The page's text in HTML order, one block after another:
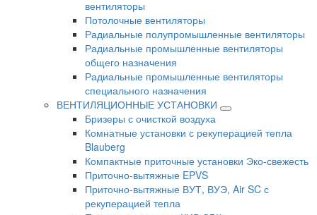
вентиляторы
Потолочные вентиляторы
Радиальные полупромышленные вентиляторы
Радиальные промышленные вентиляторы
общего назначения
Радиальные промышленные вентиляторы
специального назначения
ВЕНТИЛЯЦИОННЫЕ УСТАНОВКИ
Бризеры с очисткой воздуха
Комнатные установки с рекуперацией тепла
Blauberg
Компактные приточные установки Эко-свежесть
Приточно-вытяжные EPVS
Приточно-вытяжные ВУТ, ВУЭ, Air SC с
рекуперацией тепла